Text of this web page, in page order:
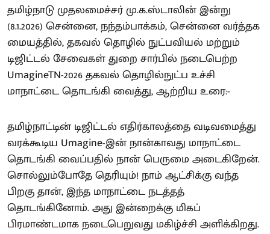
தமிழ்நாடு முதலமைச்சர் மு.க.ஸ்டாலின் இன்று
(8.1.2026) சென்னை, நந்தம்பாக்கம், சென்னை வர்த்தக
மையத்தில், தகவல் தொழில் நுட்பவியல் மற்றும்
டிஜிட்டல் சேவைகள் துறை சார்பில் நடைபெற்ற
UmagineTN-2026 தகவல் தொழில்நுட்ப உச்சி
மாநாட்டை தொடங்கி வைத்து, ஆற்றிய உரை:-
தமிழ்நாட்டின் டிஜிட்டல் எதிர்காலத்தை வடிவமைத்து
வரக்கூடிய Umagine-இன் நான்காவது மாநாட்டை
தொடங்கி வைப்பதில் நான் பெருமை அடைகிறேன்.
சொல்லும்போதே தெரியும்! நாம் ஆட்சிக்கு வந்த
பிறகு தான், இந்த மாநாட்டை நடத்தத்
தொடங்கினோம். அது இன்றைக்கு மிகப்
பிரமாண்டமாக நடைபெறுவது மகிழ்ச்சி அளிக்கிறது.